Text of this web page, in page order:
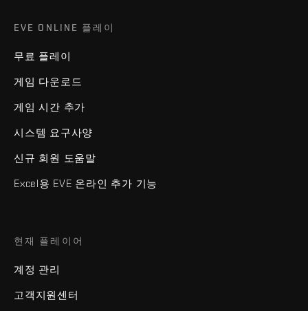
EVE ONLINE 플레이
무료 플레이
게임 다운로드
게임 시간 추가
시스템 요구사양
신규 회원 도움말
Excel용 EVE 온라인 추가 기능
현재 플레이어
계정 관리
고객지원센터